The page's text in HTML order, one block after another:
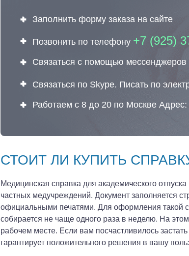
Заполнить форму заказа на сайте
Позвонить по телефону +7 (925)
Связаться с помощью мессенджеров
Связаться по Skype. Писать по
Работаем с 8 до 20 по Москве
СТОИТ ЛИ КУПИТЬ
Медицинская справка для академического
частных медучреждений. Документ заполняется
официальными печатями. Для оформления такой
собирается не чаще одного раза в неделю. На
рабочем месте. Если вам посчастливилось
гарантирует положительного решения в вашу